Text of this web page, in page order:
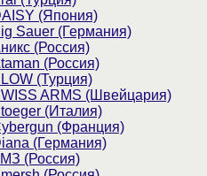
(Япония)
Sauer (Германия)
(Россия)
(Россия)
(Турция)
ARMS (Швейцария)
(Италия)
(Франция)
(Германия)
(Россия)